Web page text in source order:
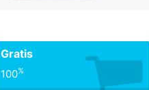
Gratis
100%